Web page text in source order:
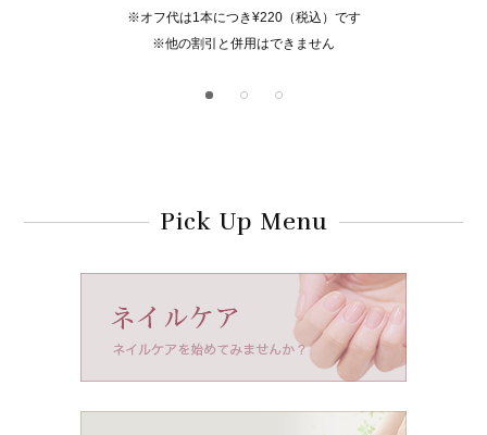
※オフ代は1本につき¥220（税込）です
※他の割引と併用はできません
Pick Up Menu